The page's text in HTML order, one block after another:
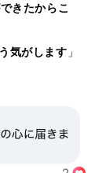
きたからこ
気がします 」